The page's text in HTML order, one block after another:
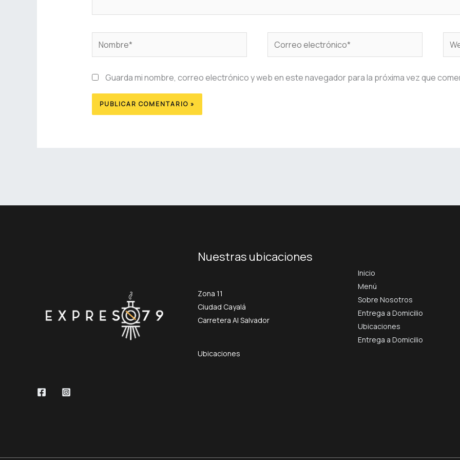
Nombre*
Correo
electrónico*
Web
Guarda mi nombre, correo electrónico y web en este navegador para la próxima vez que
Nuestras ubicaciones
Zona 11
Ciudad Cayalá
Carretera Al Salvador
Ubicaciones
Inicio
Menú
Sobre Nosotros
Entrega a Domicilio
Ubicaciones
Entrega a Domicilio